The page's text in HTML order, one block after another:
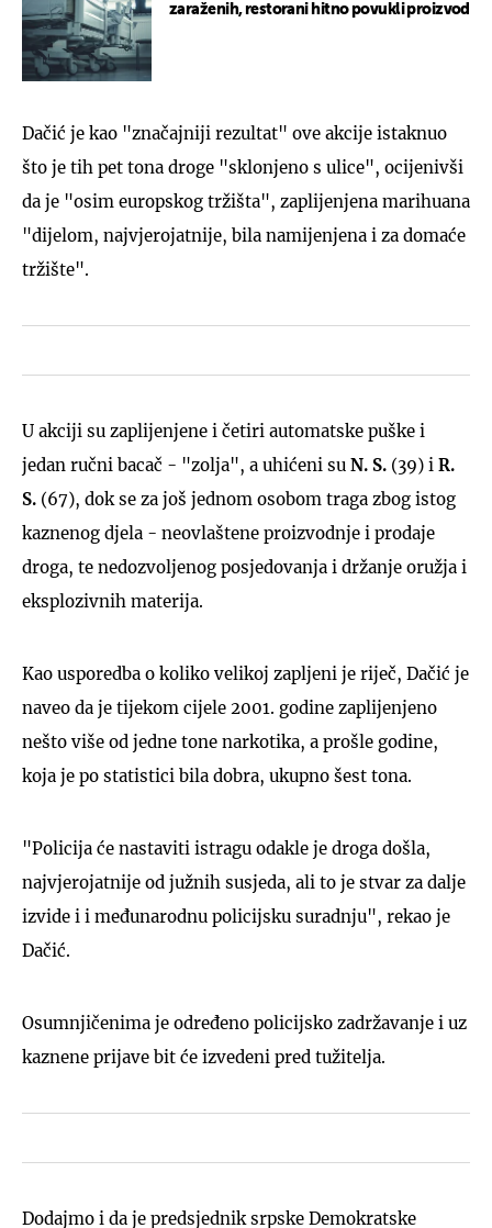
zaraženih, restorani hitno povukli proizvod
Dačić je kao "značajniji rezultat" ove akcije istaknuo
što je tih pet tona droge "sklonjeno s ulice", ocijenivši
da je "osim europskog tržišta", zaplijenjena marihuana
"dijelom, najvjerojatnije, bila namijenjena i za domaće
tržište".
U akciji su zaplijenjene i četiri automatske puške i
jedan ručni bacač - "zolja", a uhićeni su N. S. (39) i R.
S. (67), dok se za još jednom osobom traga zbog istog
kaznenog djela - neovlaštene proizvodnje i prodaje
droga, te nedozvoljenog posjedovanja i držanje oružja i
eksplozivnih materija.
Kao usporedba o koliko velikoj zapljeni je riječ, Dačić je
naveo da je tijekom cijele 2001. godine zaplijenjeno
nešto više od jedne tone narkotika, a prošle godine,
koja je po statistici bila dobra, ukupno šest tona.
"Policija će nastaviti istragu odakle je droga došla,
najvjerojatnije od južnih susjeda, ali to je stvar za dalje
izvide i i međunarodnu policijsku suradnju", rekao je
Dačić.
Osumnjičenima je određeno policijsko zadržavanje i uz
kaznene prijave bit će izvedeni pred tužitelja.
Dodajmo i da je predsjednik srpske Demokratske